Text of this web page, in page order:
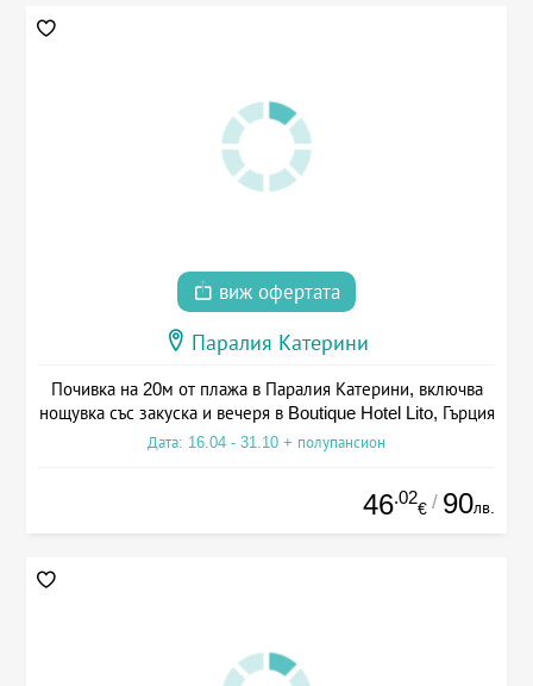
виж офертата
Паралия Катерини
Почивка на 20м от плажа в Паралия Катерини, включва
нощувка със закуска и вечеря в Boutique Hotel Lito, Гърция
Дата: 16.04 - 31.10 + полупансион
46.02
€ / 90лв.